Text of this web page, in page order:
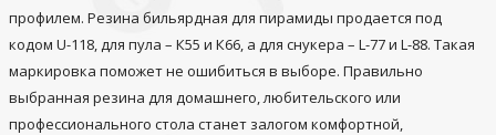
профилем. Резина бильярдная для пирамиды продается под
кодом U-118, для пула – К55 и К66, а для снукера – L-77 и L-88. Такая
маркировка поможет не ошибиться в выборе. Правильно
выбранная резина для домашнего, любительского или
профессионального стола станет залогом комфортной,